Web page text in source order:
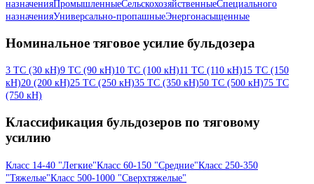
назначенияПромышленныеСельскохозяйственныеСпециального
назначенияУниверсально-пропашныеЭнергонасыщенные
Номинальное тяговое усилие бульдозера
3 ТС (30 кН)9 ТС (90 кН)10 ТС (100 кН)11 ТС (110 кН)15 ТС (150
кН)20 (200 кН)25 ТС (250 кН)35 ТС (350 кН)50 ТС (500 кН)75 ТС
(750 кН)
Классификация бульдозеров по тяговому
усилию
Класс 14-40 "Легкие"Класс 60-150 "Средние"Класс 250-350
"Тяжелые"Класс 500-1000 "Сверхтяжелые"